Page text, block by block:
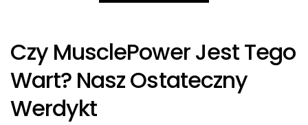
Czy MusclePower Jest Tego
Wart? Nasz Ostateczny
Werdykt